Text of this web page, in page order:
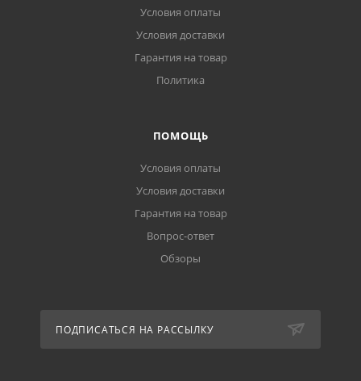
Условия оплаты
Условия доставки
Гарантия на товар
Политика
ПОМОЩЬ
Условия оплаты
Условия доставки
Гарантия на товар
Вопрос-ответ
Обзоры
ПОДПИСАТЬСЯ НА РАССЫЛКУ